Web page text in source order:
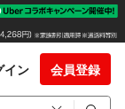
イン 会員登録